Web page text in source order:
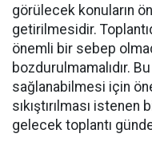
görülecek konuların
getirilmesidir.
önemli bir sebep
bozdurulmamalıdır.
sağlanabilmesi için
sıkıştırılması
gelecek toplantı